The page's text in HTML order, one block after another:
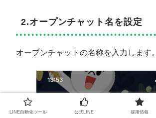
2.オープンチャット名を設定
オープンチャットの名称を入力します。
LINE自動化ツール 公式LINE 採用情報